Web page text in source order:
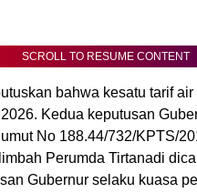
SCROLL TO RESUME CONTENT
bahwa kesatu tarif
Kedua keputusan
No 188.44/732/KPTS/
Perumda Tirtanadi
Gubernur selaku kuasa